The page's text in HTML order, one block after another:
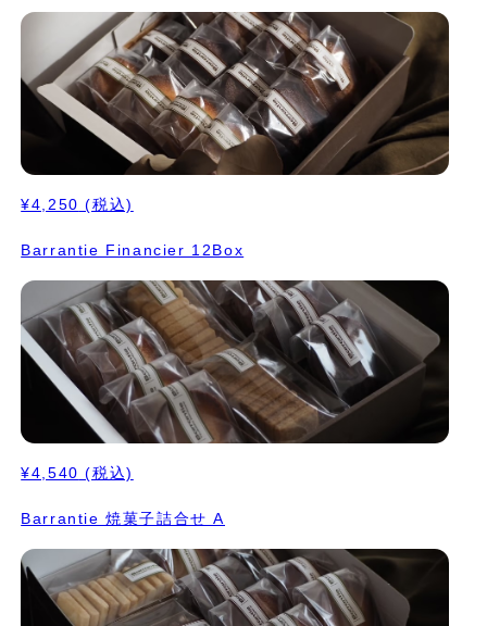
¥4,250 (税込)
Barrantie Financier 12Box
¥4,540 (税込)
Barrantie 焼菓子詰合せ A